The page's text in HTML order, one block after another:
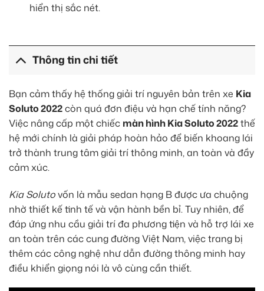
hiển thị sắc nét.
Thông tin chi tiết
Bạn cảm thấy hệ thống giải trí nguyên bản trên xe Kia
Soluto 2022còn quá đơn điệu và hạn chế tính năng?
Việc nâng cấp một chiếc màn hình Kia Soluto 2022thế
hệ mới chính là giải pháp hoàn hảo để biến khoang lái
trở thành trung tâm giải trí thông minh, an toàn và đầy
cảm xúc.
Kia Solutovốn là mẫu sedan hạng B được ưa chuộng
nhờ thiết kế tinh tế và vận hành bền bỉ. Tuy nhiên, để
đáp ứng nhu cầu giải trí đa phương tiện và hỗ trợ lái xe
an toàn trên các cung đường Việt Nam, việc trang bị
thêm các công nghệ như dẫn đường thông minh hay
điều khiển giọng nói là vô cùng cần thiết.